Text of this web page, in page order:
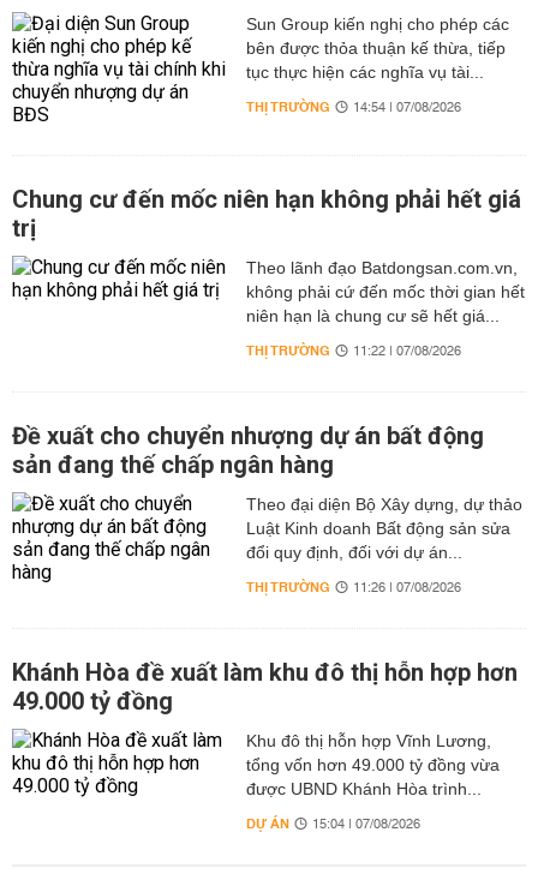
Sun Group kiến nghị cho phép các
bên được thỏa thuận kế thừa, tiếp
tục thực hiện các nghĩa vụ tài...
THỊ TRƯỜNG 14:54 | 07/08/2026
Chung cư đến mốc niên hạn không phải hết giá
trị
Theo lãnh đạo Batdongsan.com.vn,
không phải cứ đến mốc thời gian hết
niên hạn là chung cư sẽ hết giá...
THỊ TRƯỜNG 11:22 | 07/08/2026
Đề xuất cho chuyển nhượng dự án bất động
sản đang thế chấp ngân hàng
Theo đại diện Bộ Xây dựng, dự thảo
Luật Kinh doanh Bất động sản sửa
đổi quy định, đối với dự án...
THỊ TRƯỜNG 11:26 | 07/08/2026
Khánh Hòa đề xuất làm khu đô thị hỗn hợp hơn
49.000 tỷ đồng
Khu đô thị hỗn hợp Vĩnh Lương,
tổng vốn hơn 49.000 tỷ đồng vừa
được UBND Khánh Hòa trình...
DỰ ÁN 15:04 | 07/08/2026